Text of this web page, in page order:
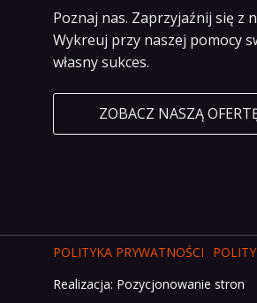
Poznaj nas. Zaprzyjaźnij się z
Wykreuj przy naszej pomocy
własny sukces.
ZOBACZ NASZĄ
POLITYKA PRYWATNOŚCI
Realizacja: Pozycjonowanie stron